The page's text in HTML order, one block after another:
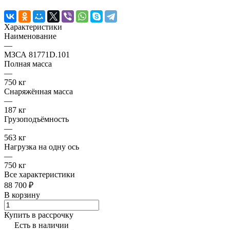
Характеристики
Наименование
—
МЗСА 81771D.101
Полная масса
—
750 кг
Снаряжённая масса
—
187 кг
Грузоподъёмность
—
563 кг
Нагрузка на одну ось
—
750 кг
Все характеристики
88 700 ₽
В корзину
Купить в рассрочку
Есть в наличии